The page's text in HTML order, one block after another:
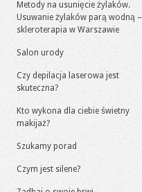
Metody na usunięcie żylaków.
Usuwanie żylaków parą wodną –
skleroterapia w Warszawie
Salon urody
Czy depilacja laserowa jest
skuteczna?
Kto wykona dla ciebie świetny
makijaż?
Szukamy porad
Czym jest silene?